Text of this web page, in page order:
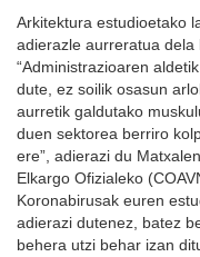
Arkitektura estudioetako
adierazle aurreratua
“Administrazioaren
dute, ez soilik osasun
aurretik galdutako
duen sektorea berriro
ere”, adierazi du
Elkargo Ofizialeko
Koronabirusak euren
adierazi dutenez, batez
behera utzi behar izan